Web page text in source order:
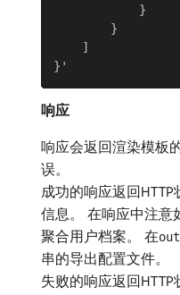
            }
        }
    ]
响应
响应会返回渲染模板
误。
成功的响应返回
信息。 在响应中注意
聚合用户档案。 在
串的导出配置文件。
失败的响应返回